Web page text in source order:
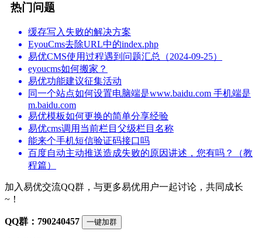
热门问题
缓存写入失败的解决方案
EyouCms去除URL中的index.php
易优CMS使用过程遇到问题汇总（2024-09-25）
eyoucms如何搬家？
易优功能建议征集活动
同一个站点如何设置电脑端是www.baidu.com 手机端是
m.baidu.com
易优模板如何更换的简单分享经验
易优cms调用当前栏目父级栏目名称
能来个手机短信验证码接口吗
百度自动主动推送造成失败的原因讲述，您有吗？（教
程篇）
加入易优交流QQ群，与更多易优用户一起讨论，共同成长
~！
QQ群：790240457 一键加群